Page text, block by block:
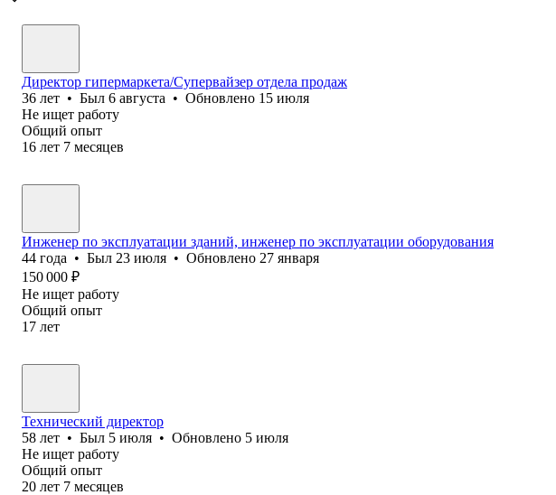
Директор гипермаркета/Супервайзер отдела продаж
36 лет • Был 6 августа • Обновлено 15 июля
Не ищет работу
Общий опыт
16 лет 7 месяцев
Инженер по эксплуатации зданий, инженер по эксплуатации оборудования
44 года • Был 23 июля • Обновлено 27 января
150 000 ₽
Не ищет работу
Общий опыт
17 лет
Технический директор
58 лет • Был 5 июля • Обновлено 5 июля
Не ищет работу
Общий опыт
20 лет 7 месяцев